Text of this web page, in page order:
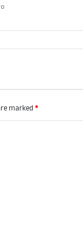
marked *